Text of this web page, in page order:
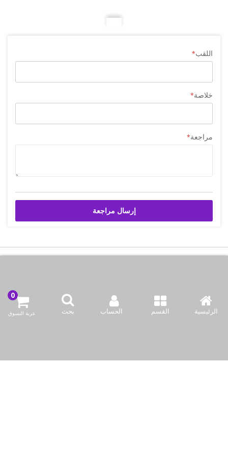
الرئيسية القسم الحساب بحث عربة التسوق
اللقب
خلاصة
مراجعة
إرسال مراجعة
وادي أبا صليل, المنطقه 91, شارع 2046, مبنى 21, الدوحه, قطر